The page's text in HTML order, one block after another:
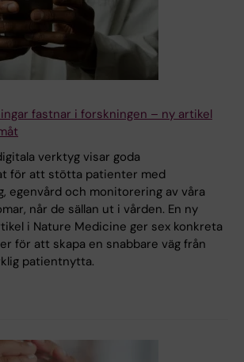
fastnar i forskningen – ny artikel
verktyg visar goda
för att stötta patienter med
egenvård och monitorering av våra
når de sällan ut i vården. En ny
i Nature Medicine ger sex konkreta
för att skapa en snabbare väg från
patientnytta.